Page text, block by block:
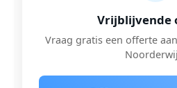
Vrijblijvende
Vraag gratis een offerte